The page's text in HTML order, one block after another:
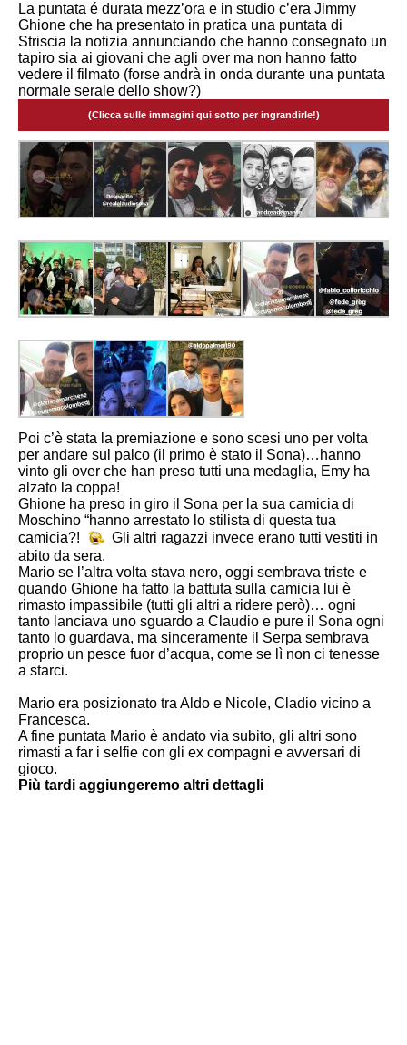
La puntata é durata mezz’ora e in studio c’era Jimmy
Ghione che ha presentato in pratica una puntata di
Striscia la notizia annunciando che hanno consegnato un
tapiro sia ai giovani che agli over ma non hanno fatto
vedere il filmato (forse andrà in onda durante una puntata
normale serale dello show?)
(Clicca sulle immagini qui sotto per ingrandirle!)
Poi c’è stata la premiazione e sono scesi uno per volta
per andare sul palco (il primo è stato il Sona)…hanno
vinto gli over che han preso tutti una medaglia, Emy ha
alzato la coppa!
Ghione ha preso in giro il Sona per la sua camicia di
Moschino “hanno arrestato lo stilista di questa tua
camicia?!
Gli altri ragazzi invece erano tutti vestiti in
abito da sera.
Mario se l’altra volta stava nero, oggi sembrava triste e
quando Ghione ha fatto la battuta sulla camicia lui è
rimasto impassibile (tutti gli altri a ridere però)… ogni
tanto lanciava uno sguardo a Claudio e pure il Sona ogni
tanto lo guardava, ma sinceramente il Serpa sembrava
proprio un pesce fuor d’acqua, come se lì non ci tenesse
a starci.
Mario era posizionato tra Aldo e Nicole, Cladio vicino a
Francesca.
A fine puntata Mario è andato via subito, gli altri sono
rimasti a far i selfie con gli ex compagni e avversari di
gioco.
Più tardi aggiungeremo altri dettagli